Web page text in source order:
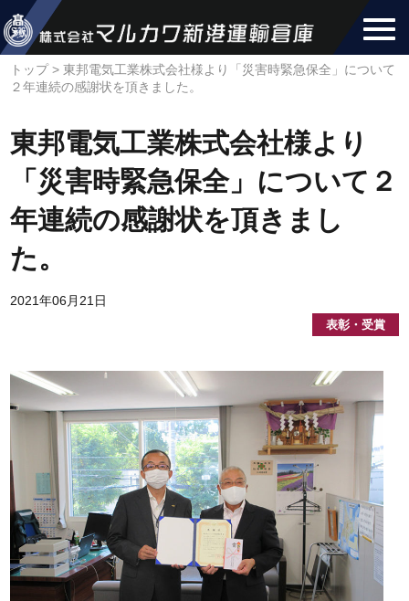
トップ >東邦電気工業株式会社様より「災害時緊急保全」について
２年連続の感謝状を頂きました。
東邦電気工業株式会社様より
「災害時緊急保全」について２
年連続の感謝状を頂きまし
た。
2021年06月21日
表彰・受賞